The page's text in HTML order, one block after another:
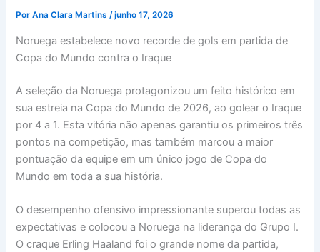
PorAna Clara Martins/junho 17, 2026
Noruega estabelece novo recorde de gols em partida de
Copa do Mundo contra o Iraque
A seleção da Noruega protagonizou um feito histórico em
sua estreia na Copa do Mundo de 2026, ao golear o Iraque
por 4 a 1. Esta vitória não apenas garantiu os primeiros três
pontos na competição, mas também marcou a maior
pontuação da equipe em um único jogo de Copa do
Mundo em toda a sua história.
O desempenho ofensivo impressionante superou todas as
expectativas e colocou a Noruega na liderança do Grupo I.
O craque Erling Haaland foi o grande nome da partida,